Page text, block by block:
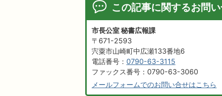
この記事に関するお問
市長公室 秘書広報課
〒671-2593
宍粟市山崎町中広瀬133番地6
電話番号： 0790-63-3115
ファックス番号：0790-63-3060
メールフォームでのお問い合せはこちら